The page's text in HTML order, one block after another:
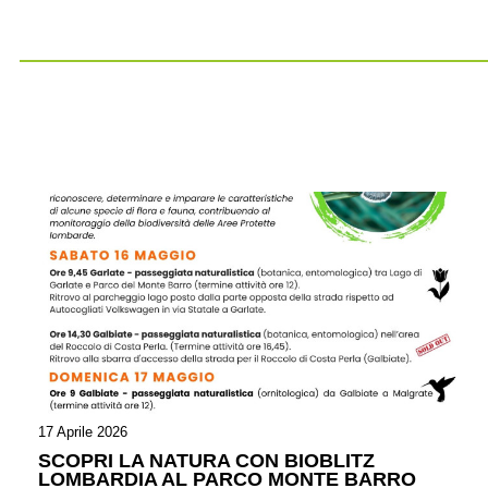
17 Aprile 2026
SCOPRI LA NATURA CON BIOBLITZ
LOMBARDIA AL PARCO MONTE BARRO